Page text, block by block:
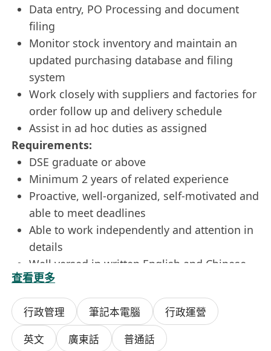
Data entry, PO Processing and document
filing
Monitor stock inventory and maintain an
updated purchasing database and filing
system
Work closely with suppliers and factories for
order follow up and delivery schedule
Assist in ad hoc duties as assigned
Requirements:
DSE graduate or above
Minimum 2 years of related experience
Proactive, well-organized, self-motivated and
able to meet deadlines
Able to work independently and attention in
details
Well versed in written English and Chinese
查看更多
行政管理 筆記本電腦
行政運營
英文
廣東話 普通話